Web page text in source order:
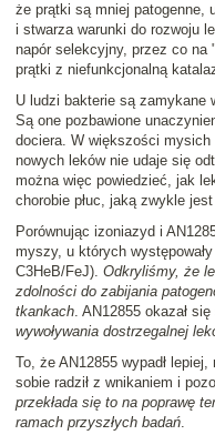
że prątki są mniej patogenne,
i stwarza warunki do rozwoju
napór selekcyjny, przez co na
prątki z niefunkcjonalną
U ludzi bakterie są zamykane
Są one pozbawione
dociera. W większości
nowych leków nie udaje się
można więc powiedzieć, jak
chorobie płuc, jaką zwykle
Porównując izoniazyd i
myszy, u których
C3HeB/FeJ). Odkryliśmy, że
zdolności do zabijania
tkankach. AN12855 okazał
wywoływania dostrzegalnej
To, że AN12855 wypadł
sobie radził z wnikaniem i
przekłada się to na poprawę
ramach przyszłych badań.